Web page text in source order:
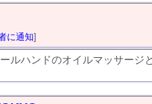
に通知]
ルハンドのオイルマッサージ